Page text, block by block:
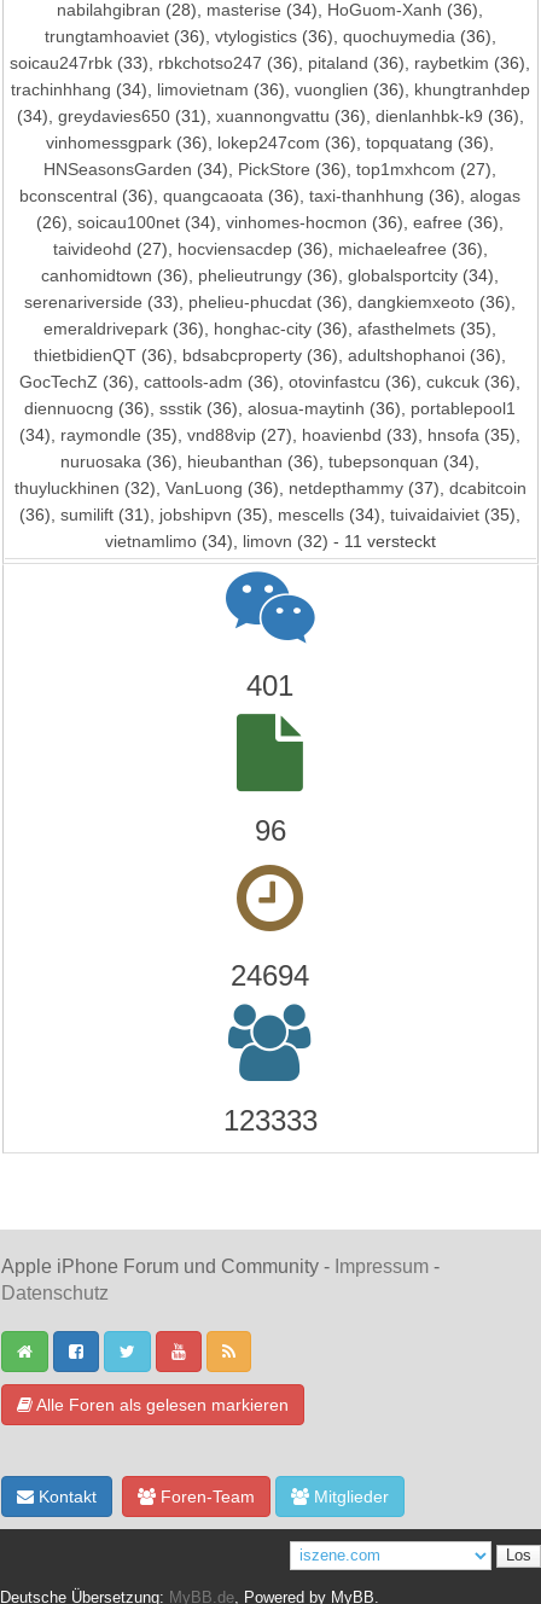
nabilahgibran (28), masterise (34), HoGuom-Xanh (36),
trungtamhoaviet(36), vtylogistics(36), quochuymedia(36),
soicau247rbk (33), rbkchotso247 (36), pitaland (36), raybetkim (36),
trachinhhang (34), limovietnam (36), vuonglien (36), khungtranhdep
(34), greydavies650(31), xuannongvattu (36), dienlanhbk-k9 (36),
vinhomessgpark (36), lokep247com (36),topquatang (36),
HNSeasonsGarden (34), PickStore (36),top1mxhcom (27),
bconscentral (36),quangcaoata (36),taxi-thanhhung (36),alogas
(26),soicau100net (34),vinhomes-hocmon (36),eafree (36),
taivideohd (27), hocviensacdep(36), michaeleafree (36),
canhomidtown (36), phelieutrungy (36),globalsportcity (34),
serenariverside (33), phelieu-phucdat (36),dangkiemxeoto (36),
emeraldrivepark (36), honghac-city (36),afasthelmets (35),
thietbidienQT (36), bdsabcproperty (36),adultshophanoi (36),
GocTechZ (36),cattools-adm (36),otovinfastcu (36),cukcuk (36),
diennuocng (36),ssstik (36),alosua-maytinh (36), portablepool1
(34), raymondle (35),vnd88vip (27), hoavienbd (33), hnsofa (35),
nuruosaka (36), hieubanthan (36),tubepsonquan (34),
thuyluckhinen (32), VanLuong (36), netdepthammy(37), dcabitcoin
(36),sumilift (31), jobshipvn (35), mescells (34),tuivaidaiviet (35),
vietnamlimo(34), limovn (32) - 11 versteckt
401
96
24694
123333
Apple iPhone Forum und Community - Impressum -
Datenschutz
Alle Foren als gelesen markieren
Kontakt Foren-Team Mitglieder
Deutsche Übersetzung: MyBB.de, Powered by MyBB.